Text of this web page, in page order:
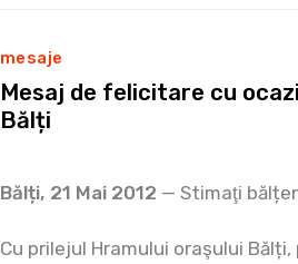
mesaje
Mesaj de felicitare cu
Bălți
Bălți, 21 Mai 2012 — Stimaţi
Cu prilejul Hramului oraşului